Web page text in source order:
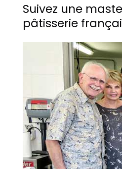
Suivez une
pâtisserie